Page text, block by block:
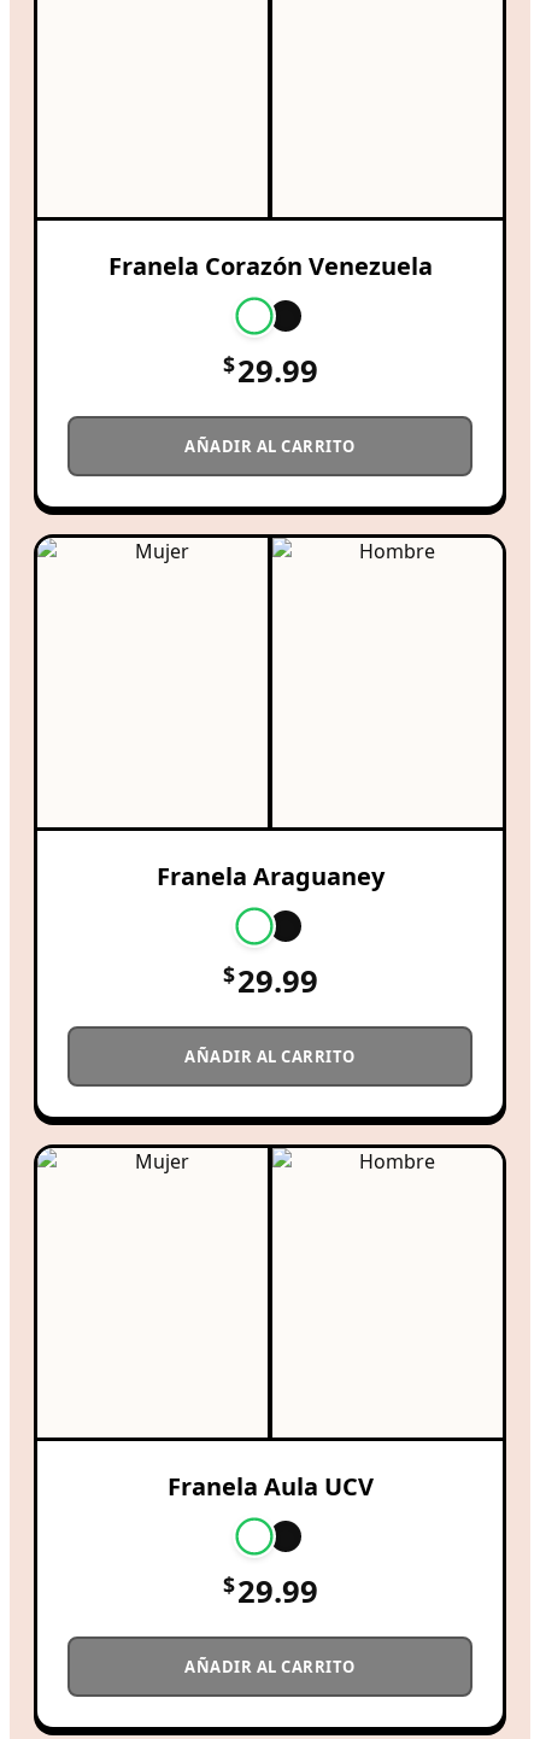
Franela Corazón Venezuela
$29.99
AÑADIR AL CARRITO
Franela Araguaney
$29.99
AÑADIR AL CARRITO
Franela Aula UCV
$29.99
AÑADIR AL CARRITO